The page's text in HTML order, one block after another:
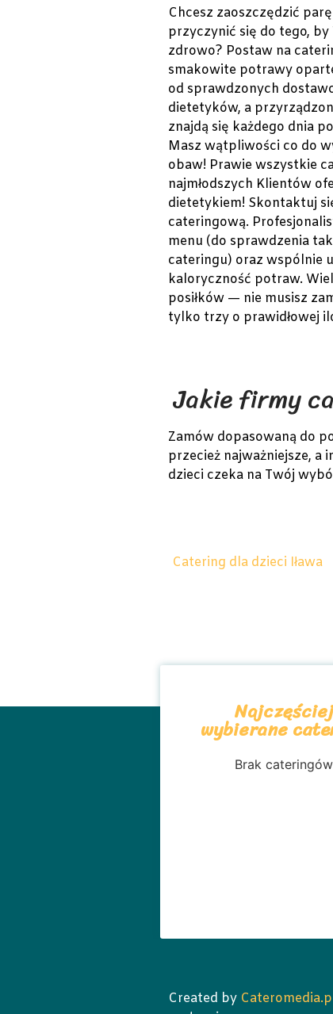
Chcesz zaoszczędzić
przyczynić się do tego, by
zdrowo? Postaw na
smakowite potrawy
od sprawdzonych
dietetyków, a
znajdą się każdego dnia
Masz wątpliwości co do
obaw! Prawie wszystkie
najmłodszych Klientów
dietetykiem! Skontaktuj
cateringową.
menu (do sprawdzenia
cateringu) oraz wspólnie
kaloryczność potraw.
posiłków — nie musisz
tylko trzy o prawidłowej
Jakie firmy
Zamów dopasowaną do
przecież najważniejsze,
dzieci czeka na Twój
Catering dla dzieci Iława
Najczęściej
wybierane
Brak cateringów
Created by